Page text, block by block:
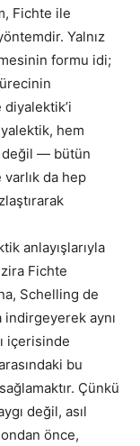
Fichte ile
Yalnız
formu idi;
hem
değil — bütün
da hep
anlayışlarıyla
Fichte
Schelling de
aynı
içerisinde
bu
Çünkü
değil, asıl
önce,